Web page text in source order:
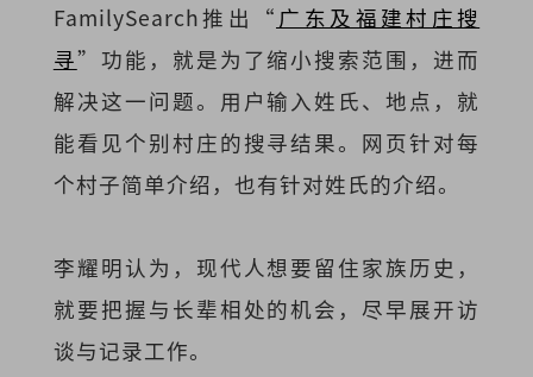
FamilySearch推出“ 广东及福建村庄搜
寻”功能，就是为了缩小搜索范围，进而
解决这一问题。用户输入姓氏、地点，就
能看见个别村庄的搜寻结果。网页针对每
个村子简单介绍，也有针对姓氏的介绍。
李耀明认为，现代人想要留住家族历史，
就要把握与长辈相处的机会，尽早展开访
谈与记录工作。